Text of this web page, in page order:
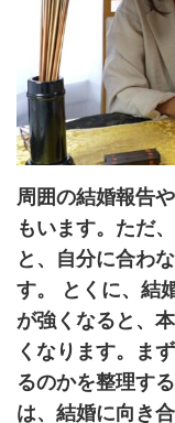
周囲の結婚報告
もいます。ただ
と、自分に合わ
す。 とくに、結
が強くなると、
くなります。ま
るのかを整理す
は、結婚に向き